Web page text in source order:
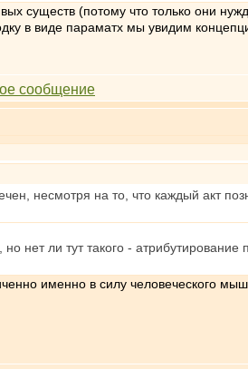
существ (потому что только они
в виде параматх мы увидим
несмотря на то, что каждый акт
нет ли тут такого -
именно в силу человеческого